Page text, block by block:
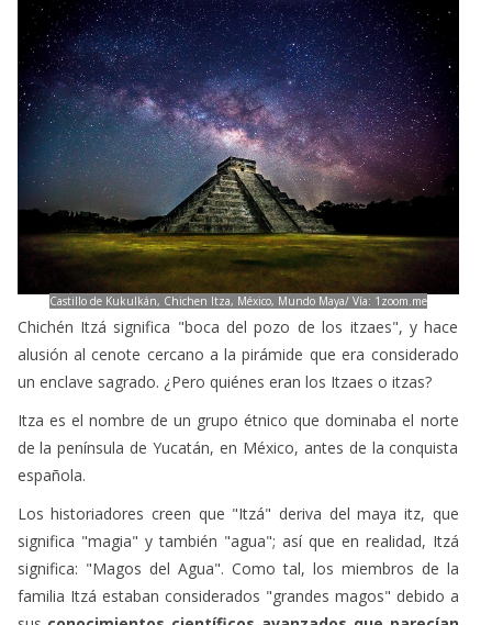
Castillo de Kukulkán, Chichen Itza, México, Mundo Maya/ Vía: 1zoom.me
Chichén Itzá significa "boca del pozo de los itzaes", y hace
alusión al cenote cercano a la pirámide que era considerado
un enclave sagrado. ¿Pero quiénes eran los Itzaes o itzas?
Itza es el nombre de un grupo étnico que dominaba el norte
española.
Los historiadores creen que "Itzá" deriva del maya itz, que
significa: "Magos del Agua". Como tal, los miembros de la
familia Itzá estaban considerados "grandes magos" debido a
susconocimientos científicos avanzados que parecían
magia para la gente común. Así que la clase alta de